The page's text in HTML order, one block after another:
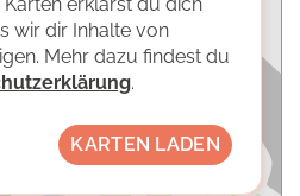
wir dir Inhalte von
Mehr dazu findest du
.
KARTEN LADEN